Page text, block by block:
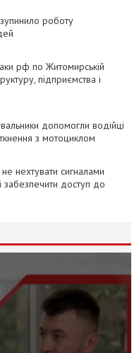
роботу
рф по Житомирській
підприємства і
допомогли водійці
з мотоциклом
нехтувати сигналами
забезпечити доступ до